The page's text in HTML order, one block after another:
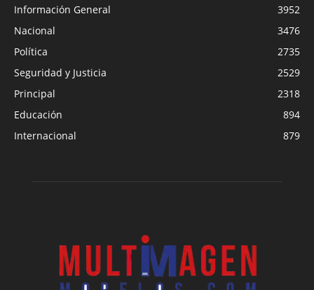
Información General
3952
Nacional
3476
Política
2735
Seguridad y Justicia
2529
Principal
2318
Educación
894
Internacional
879